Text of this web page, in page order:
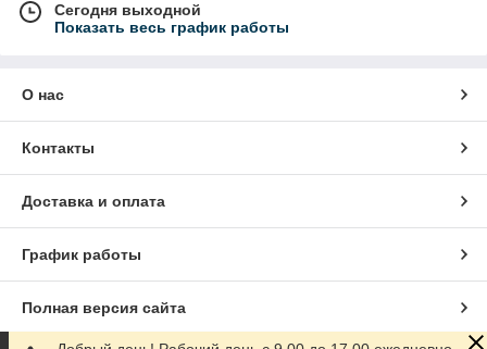
Сегодня выходной
Показать весь график работы
О нас
Контакты
Доставка и оплата
График работы
Полная версия сайта